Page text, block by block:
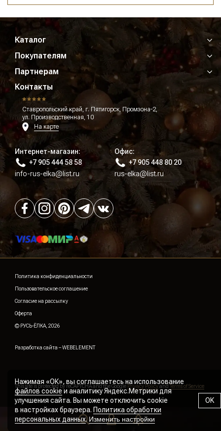
Каталог
Покупателям
Партнерам
Контакты
Ставропольский край, г. Пятигорск, Промзона-2,
ул. Производственная, 10
На карте
Интернет-магазин:
+7 905 444 58 58
info-rus-elka@list.ru
Офис:
+7 905 448 80 20
rus-elka@list.ru
Политика конфиденциальности
Пользовательское соглашение
Согласие на рассылку
Оферта
© РУСЬ-ЁЛКА, 2026
Разработка сайта –WEBELEMENT
This site is protected by reCAPTCHA and the Google Privacy Policyand Terms of Service
apply.
Нажимая «ОК», вы соглашаетесь на использование
файлов cookieи аналитику Яндекс.Метрики для
улучшения сайта. Вы можете отключить cookie
в настройках браузера. Политика обработки
персональных данных.Изменить настройки
OK